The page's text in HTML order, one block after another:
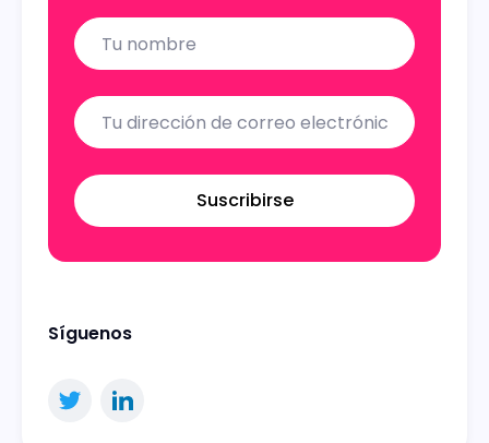
Name
Email
Suscribirse
Síguenos